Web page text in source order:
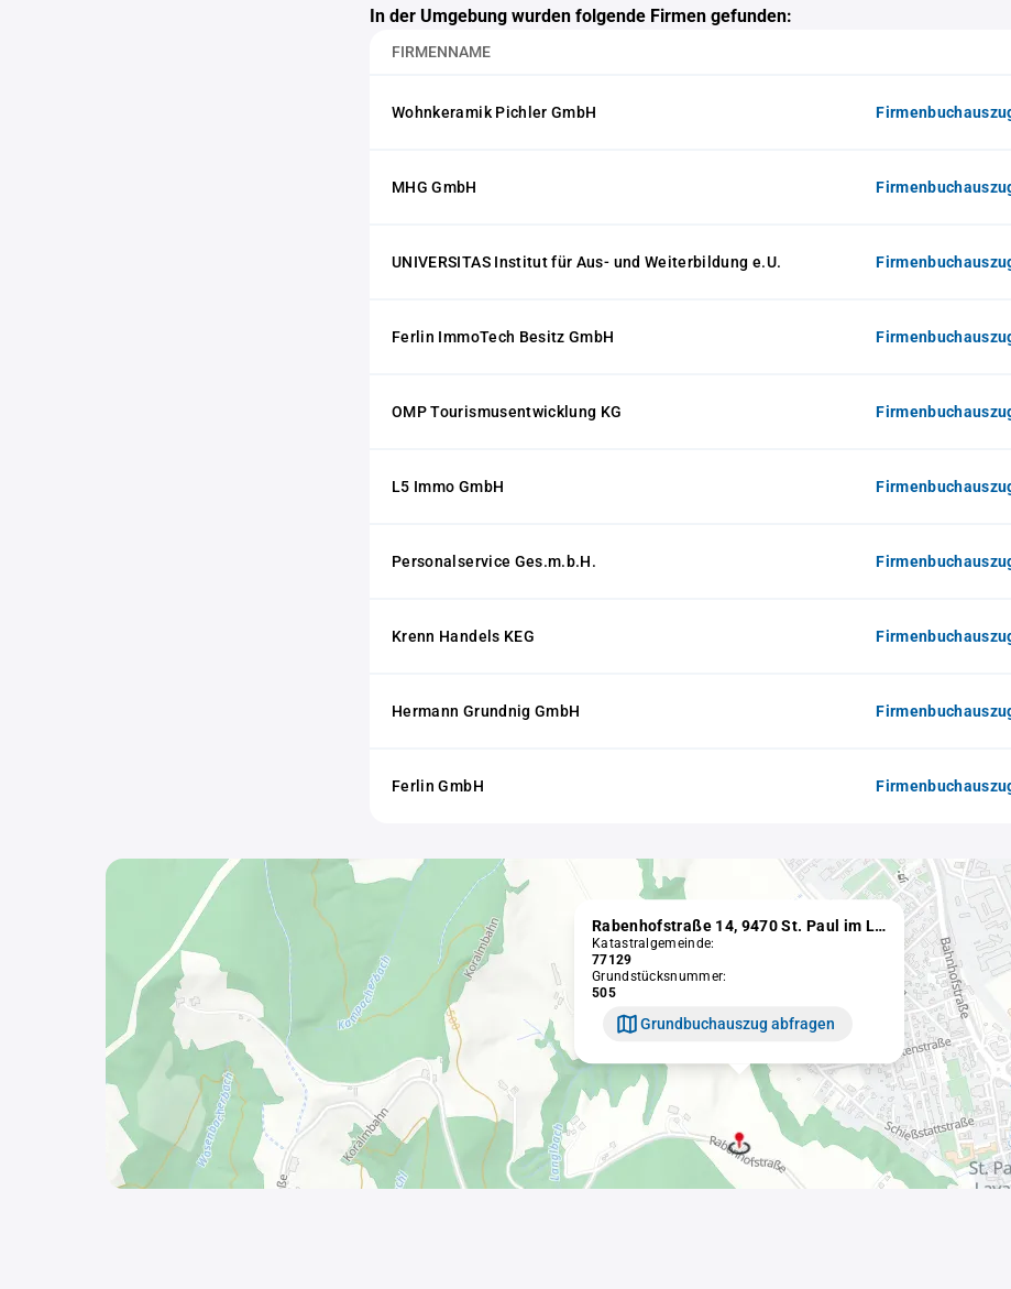
In der Umgebung wurden folgende Firmen gefunden:
FIRMENNAME
Wohnkeramik Pichler GmbH
MHG GmbH
UNIVERSITAS Institut für Aus- und Weiterbildung e.U.
Ferlin ImmoTech Besitz GmbH
OMP Tourismusentwicklung KG
L5 Immo GmbH
Personalservice Ges.m.b.H.
Krenn Handels KEG
Hermann Grundnig GmbH
Ferlin GmbH
Rabenhofstraße 14, 9470 St. Paul im Lavanttal
Katastralgemeinde:
77129
Grundstücksnummer:
505
Grundbuchauszug abfragen